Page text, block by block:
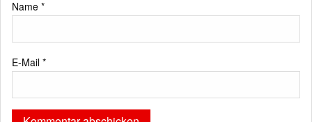
Name *
E-Mail *